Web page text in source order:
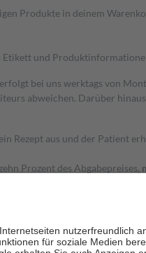
Produkte in deinem
und
bei uns werktags von
abweichen. Darüber
Rezept aus und der Patient
Prozent des Abgabepreises,
zu stärken und die
mit Ausnahme der